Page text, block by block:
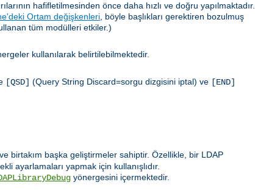
hafifletilmesinden önce daha hızlı ve doğru yapılmaktadır.
Ortam değişkenleri, böyle başlıkları gerektiren bozulmuş
tüm modülleri etkiler.)
kullanılarak belirtilebilmektedir.
[QSD] (Query String Discard=sorgu dizgisini iptal) ve [END]
ve birtakım başka geliştirmeler sahiptir. Özellikle, bir LDAP
ayarlamaları yapmak için kullanışlıdır.
yönergesini içermektedir.